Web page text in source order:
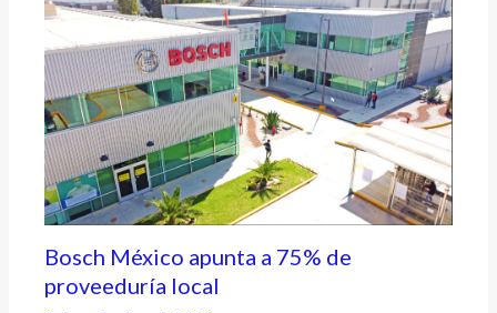
Bosch México apunta a 75% de
proveeduría local